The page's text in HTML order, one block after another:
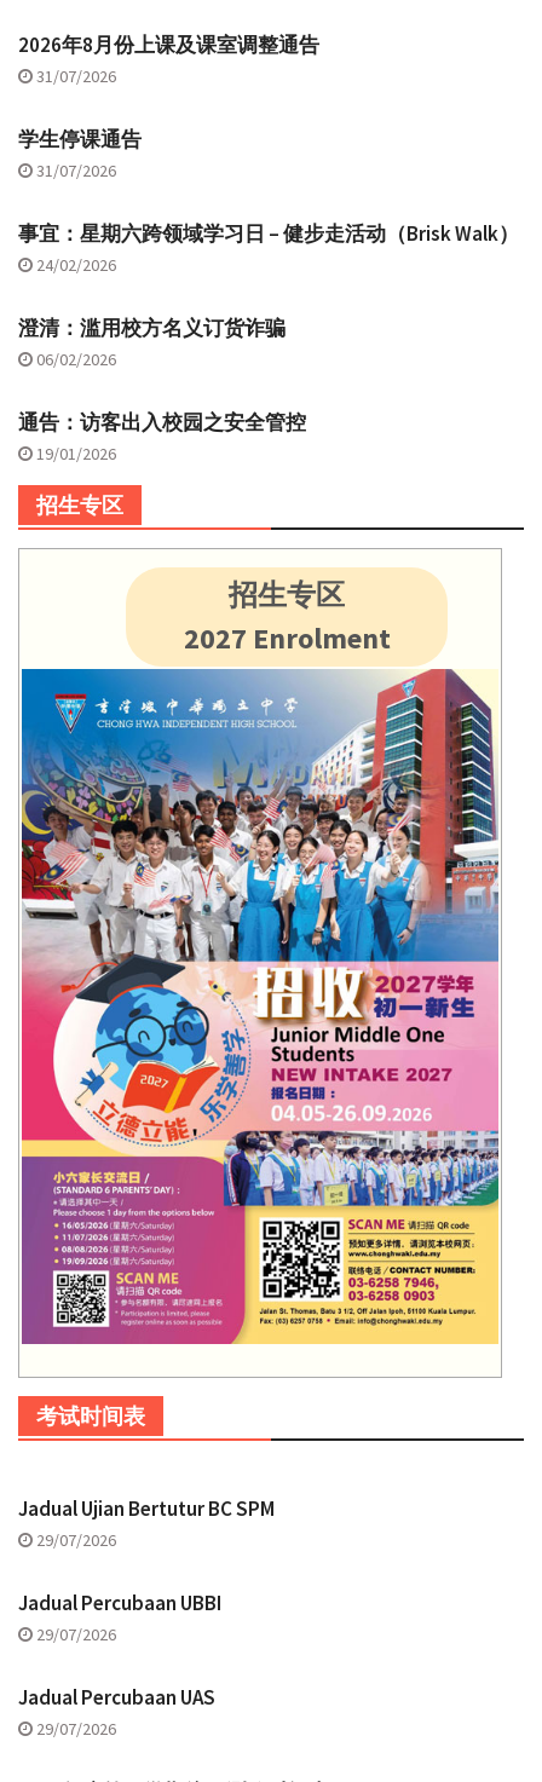
2026年8月份上课及课室调整通告
31/07/2026
学生停课通告
31/07/2026
事宜：星期六跨领域学习日 – 健步走活动（Brisk Walk）
24/02/2026
澄清：滥用校方名义订货诈骗
06/02/2026
通告：访客出入校园之安全管控
19/01/2026
招生专区
招生专区
2027 Enrolment
考试时间表
Jadual Ujian Bertutur BC SPM
29/07/2026
Jadual Percubaan UBBI
29/07/2026
Jadual Percubaan UAS
29/07/2026